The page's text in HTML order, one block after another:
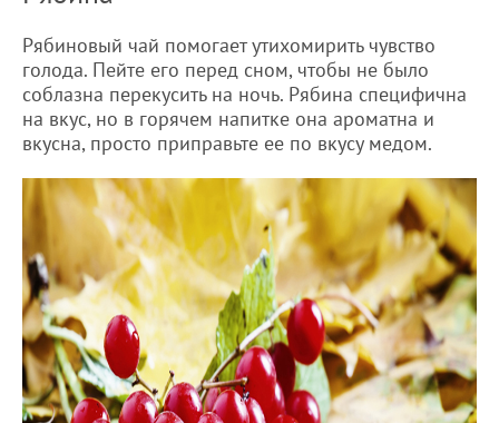
Рябиновый чай помогает утихомирить чувство
голода. Пейте его перед сном, чтобы не было
соблазна перекусить на ночь. Рябина специфична
на вкус, но в горячем напитке она ароматна и
вкусна, просто приправьте ее по вкусу медом.